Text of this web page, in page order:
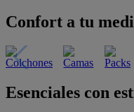
Confort a tu
Esenciales con